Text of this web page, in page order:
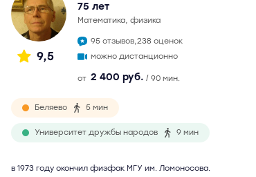
9,5
75 лет
математика, физика
95 отзывов,238 оценок
можно дистанционно
от 2 400 руб. / 90 мин.
Беляево 5 мин
Университет дружбы народов 9 мин
в 1973 году окончил физфак МГУ им. Ломоносова.